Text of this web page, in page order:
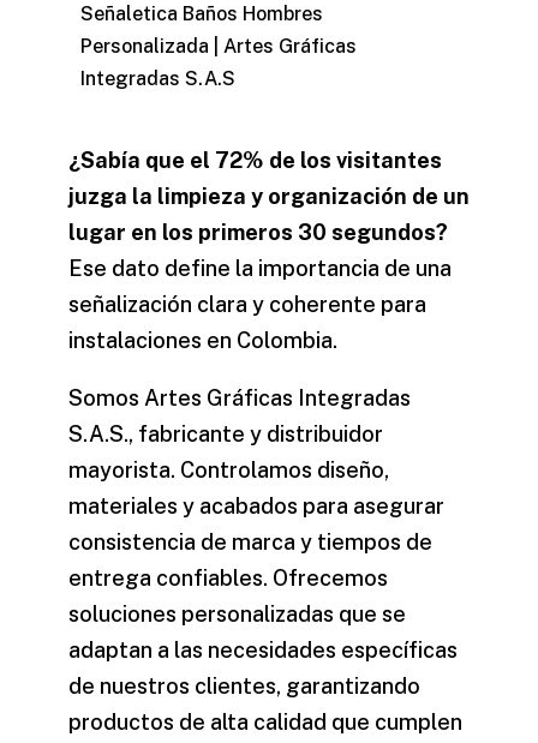
Señaletica Baños Hombres
Personalizada | Artes Gráficas
Integradas S.A.S
¿Sabía que el 72% de los visitantes
juzga la limpieza y organización de un
lugar en los primeros 30 segundos?
Ese dato define la importancia de una
señalización clara y coherente para
instalaciones en Colombia.
Somos Artes Gráficas Integradas
S.A.S., fabricante y distribuidor
mayorista. Controlamos diseño,
materiales y acabados para asegurar
consistencia de marca y tiempos de
entrega confiables. Ofrecemos
soluciones personalizadas que se
adaptan a las necesidades específicas
de nuestros clientes, garantizando
productos de alta calidad que cumplen